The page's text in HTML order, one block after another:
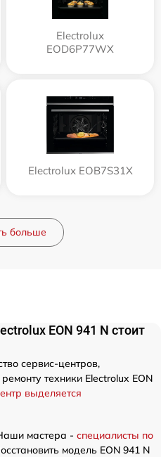
Electrolux
EOD6P77WX
Electrolux EOB7S31X
больше
EON 941 N стоит
сервис-центров,
техники Electrolux EON
выделяется
мастера - специалисты по
модель EON 941 N